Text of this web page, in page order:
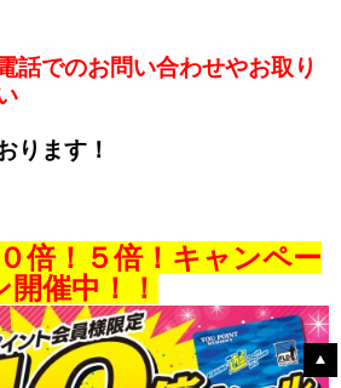
話でのお問い合わせやお取り
ります！
倍！ ５倍！ キャンペー
開催中！！